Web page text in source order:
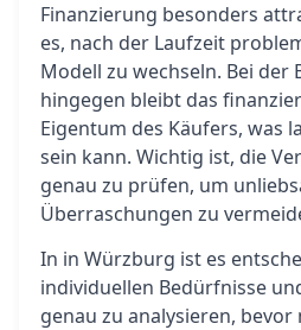
Finanzierung besonders
es, nach der Laufzeit
Modell zu wechseln. Bei der
hingegen bleibt das
Eigentum des Käufers, was
sein kann. Wichtig ist, die
genau zu prüfen, um
Überraschungen zu
In in Würzburg ist es
individuellen Bedürfnisse
genau zu analysieren,